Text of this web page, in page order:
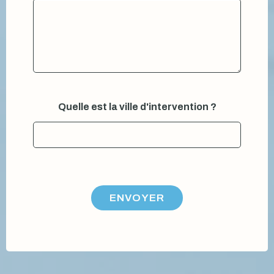
Quelle est la ville d'intervention ?
ENVOYER